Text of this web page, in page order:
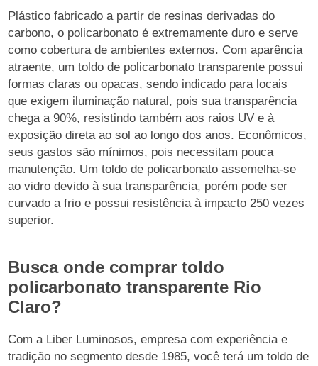
Plástico fabricado a partir de resinas derivadas do
carbono, o policarbonato é extremamente duro e serve
como cobertura de ambientes externos. Com aparência
atraente, um toldo de policarbonato transparente possui
formas claras ou opacas, sendo indicado para locais
que exigem iluminação natural, pois sua transparência
chega a 90%, resistindo também aos raios UV e à
exposição direta ao sol ao longo dos anos. Econômicos,
seus gastos são mínimos, pois necessitam pouca
manutenção. Um toldo de policarbonato assemelha-se
ao vidro devido à sua transparência, porém pode ser
curvado a frio e possui resistência à impacto 250 vezes
superior.
Busca onde comprar toldo
policarbonato transparente Rio
Claro?
Com a Liber Luminosos, empresa com experiência e
tradição no segmento desde 1985, você terá um toldo de